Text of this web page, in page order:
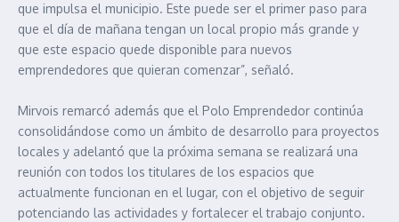
que impulsa el municipio. Este puede ser el primer paso para
que el día de mañana tengan un local propio más grande y
que este espacio quede disponible para nuevos
emprendedores que quieran comenzar”, señaló.
Mirvois remarcó además que el Polo Emprendedor continúa
consolidándose como un ámbito de desarrollo para proyectos
locales y adelantó que la próxima semana se realizará una
reunión con todos los titulares de los espacios que
actualmente funcionan en el lugar, con el objetivo de seguir
potenciando las actividades y fortalecer el trabajo conjunto.